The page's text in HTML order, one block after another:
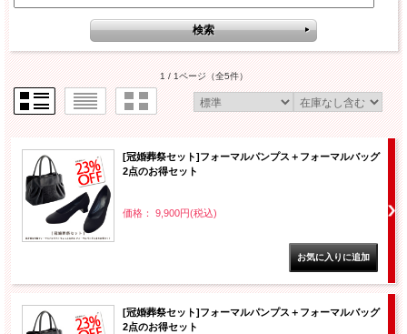
1 / 1ページ（全5件）
[冠婚葬祭セット]フォーマルパンプス＋フォーマルバッグ
2点のお得セット
価格： 9,900円(税込)
[冠婚葬祭セット]フォーマルパンプス＋フォーマルバッグ
2点のお得セット